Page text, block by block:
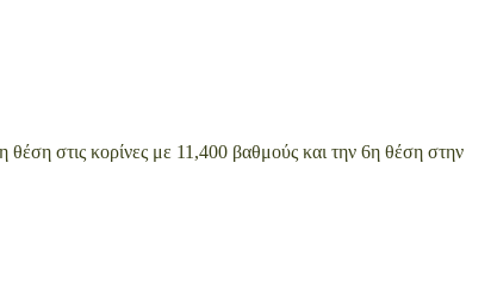
στις κορίνες με 11,400 βαθμούς και την 6η θέση στην